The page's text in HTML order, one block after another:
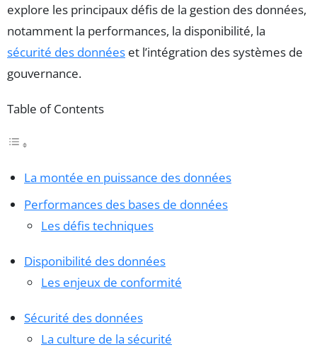
explore les principaux défis de la gestion des données,
notamment la performances, la disponibilité, la
sécurité des données et l’intégration des systèmes de
gouvernance.
Table of Contents
La montée en puissance des données
Performances des bases de données
Les défis techniques
Disponibilité des données
Les enjeux de conformité
Sécurité des données
La culture de la sécurité